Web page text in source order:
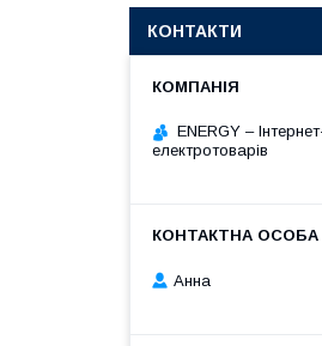
КОНТАКТИ
ENERGY –
електротоварів
Анна